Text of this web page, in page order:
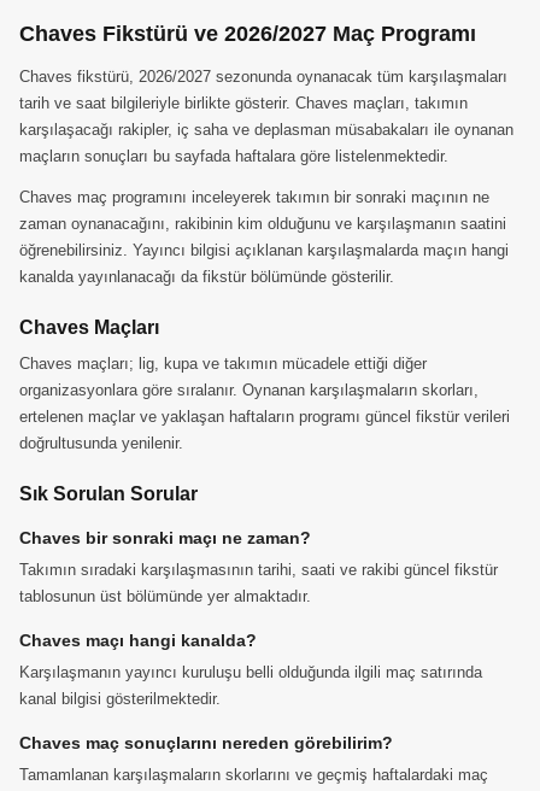
Chaves Fikstürü ve 2026/2027 Maç Programı
Chaves fikstürü, 2026/2027 sezonunda oynanacak tüm karşılaşmaları
tarih ve saat bilgileriyle birlikte gösterir. Chaves maçları, takımın
karşılaşacağı rakipler, iç saha ve deplasman müsabakaları ile oynanan
maçların sonuçları bu sayfada haftalara göre listelenmektedir.
Chaves maç programını inceleyerek takımın bir sonraki maçının ne
zaman oynanacağını, rakibinin kim olduğunu ve karşılaşmanın saatini
öğrenebilirsiniz. Yayıncı bilgisi açıklanan karşılaşmalarda maçın hangi
kanalda yayınlanacağı da fikstür bölümünde gösterilir.
Chaves Maçları
Chaves maçları; lig, kupa ve takımın mücadele ettiği diğer
organizasyonlara göre sıralanır. Oynanan karşılaşmaların skorları,
ertelenen maçlar ve yaklaşan haftaların programı güncel fikstür verileri
doğrultusunda yenilenir.
Sık Sorulan Sorular
Chaves bir sonraki maçı ne zaman?
Takımın sıradaki karşılaşmasının tarihi, saati ve rakibi güncel fikstür
tablosunun üst bölümünde yer almaktadır.
Chaves maçı hangi kanalda?
Karşılaşmanın yayıncı kuruluşu belli olduğunda ilgili maç satırında
kanal bilgisi gösterilmektedir.
Chaves maç sonuçlarını nereden görebilirim?
Tamamlanan karşılaşmaların skorlarını ve geçmiş haftalardaki maç